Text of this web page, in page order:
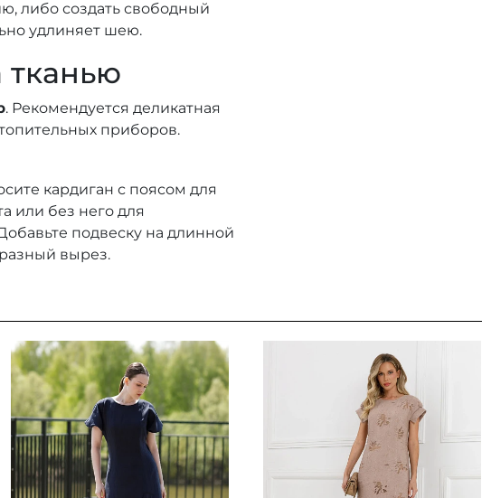
либо создать свободный
удлиняет шею.
тканью
. Рекомендуется деликатная
приборов.
кардиган с поясом для
или без него для
подвеску на длинной
вырез.